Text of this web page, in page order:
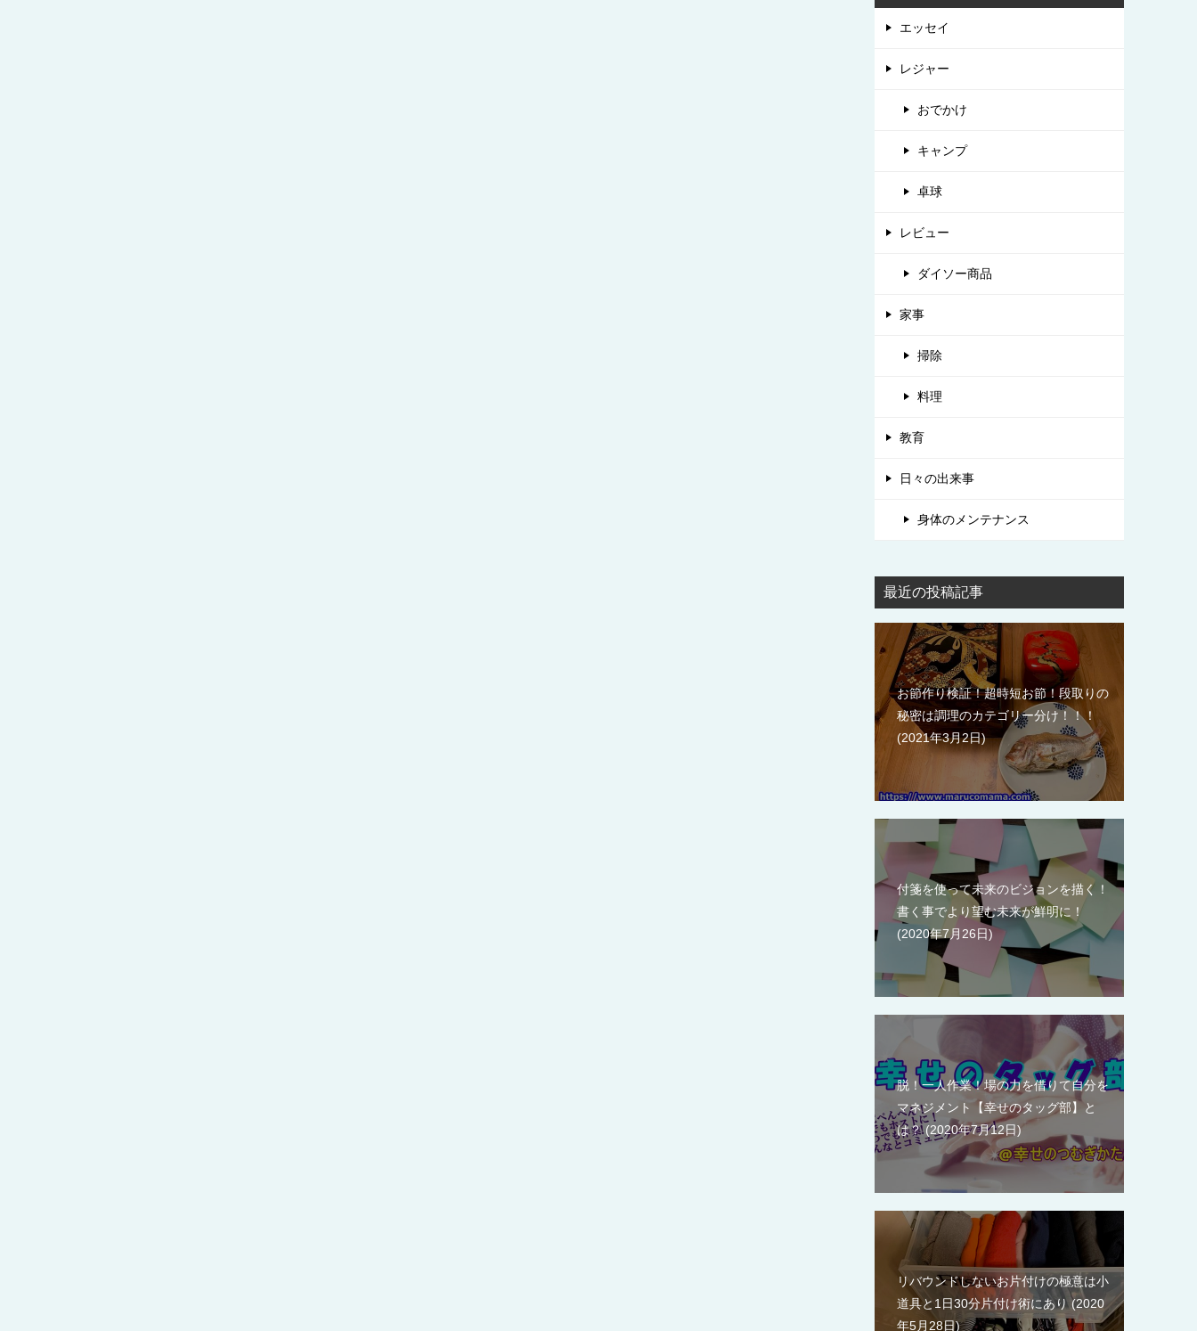
エッセイ
レジャー
おでかけ
キャンプ
卓球
レビュー
ダイソー商品
家事
掃除
料理
教育
日々の出来事
身体のメンテナンス
最近の投稿記事
お節作り検証！超時短お節！段取りの
秘密は調理のカテゴリー分け！！！
2021年3月2日
付箋を使って未来のビジョンを描く！
書く事でより望む未来が鮮明に！
2020年7月26日
脱！一人作業！場の力を借りて自分を
マネジメント【幸せのタッグ部】と
は？
2020年7月12日
リバウンドしないお片付けの極意は小
道具と1日30分片付け術にあり
2020
年5月28日